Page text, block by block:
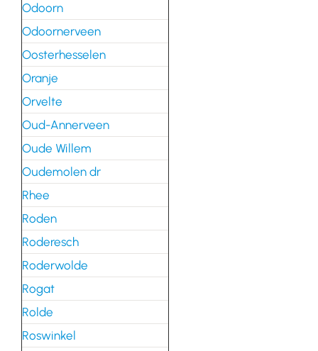
Odoorn
Odoornerveen
Oosterhesselen
Oranje
Orvelte
Oud-Annerveen
Oude Willem
Oudemolen dr
Rhee
Roden
Roderesch
Roderwolde
Rogat
Rolde
Roswinkel